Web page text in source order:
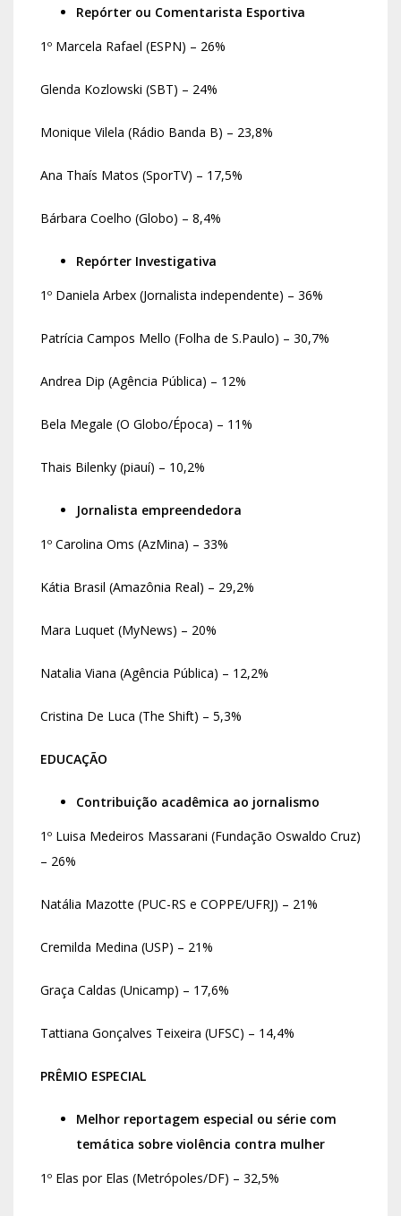
Repórter ou Comentarista Esportiva
1º Marcela Rafael (ESPN) – 26%
Glenda Kozlowski (SBT) – 24%
Monique Vilela (Rádio Banda B) – 23,8%
Ana Thaís Matos (SporTV) – 17,5%
Bárbara Coelho (Globo) – 8,4%
Repórter Investigativa
1º Daniela Arbex (Jornalista independente) – 36%
Patrícia Campos Mello (Folha de S.Paulo) – 30,7%
Andrea Dip (Agência Pública) – 12%
Bela Megale (O Globo/Época) – 11%
Thais Bilenky (piauí) – 10,2%
Jornalista empreendedora
1º Carolina Oms (AzMina) – 33%
Kátia Brasil (Amazônia Real) – 29,2%
Mara Luquet (MyNews) – 20%
Natalia Viana (Agência Pública) – 12,2%
Cristina De Luca (The Shift) – 5,3%
EDUCAÇÃO
Contribuição acadêmica ao jornalismo
1º Luisa Medeiros Massarani (Fundação Oswaldo Cruz)
– 26%
Natália Mazotte (PUC-RS e COPPE/UFRJ) – 21%
Cremilda Medina (USP) – 21%
Graça Caldas (Unicamp) – 17,6%
Tattiana Gonçalves Teixeira (UFSC) – 14,4%
PRÊMIO ESPECIAL
Melhor reportagem especial ou série com
temática sobre violência contra mulher
1º Elas por Elas (Metrópoles/DF) – 32,5%